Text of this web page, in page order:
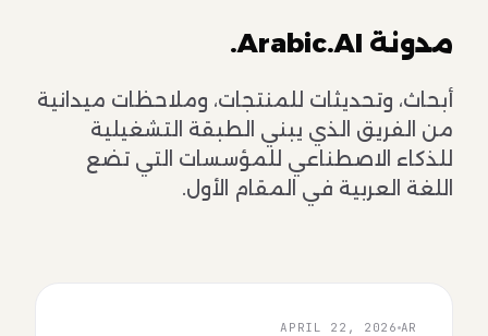
مدونة Arabic.AI.
أبحاث، وتحديثات للمنتجات، وملاحظات ميدانية
من الفريق الذي يبني الطبقة التشغيلية
للذكاء الاصطناعي للمؤسسات التي تضع
اللغة العربية في المقام الأول.
AR
APRIL 22, 2026